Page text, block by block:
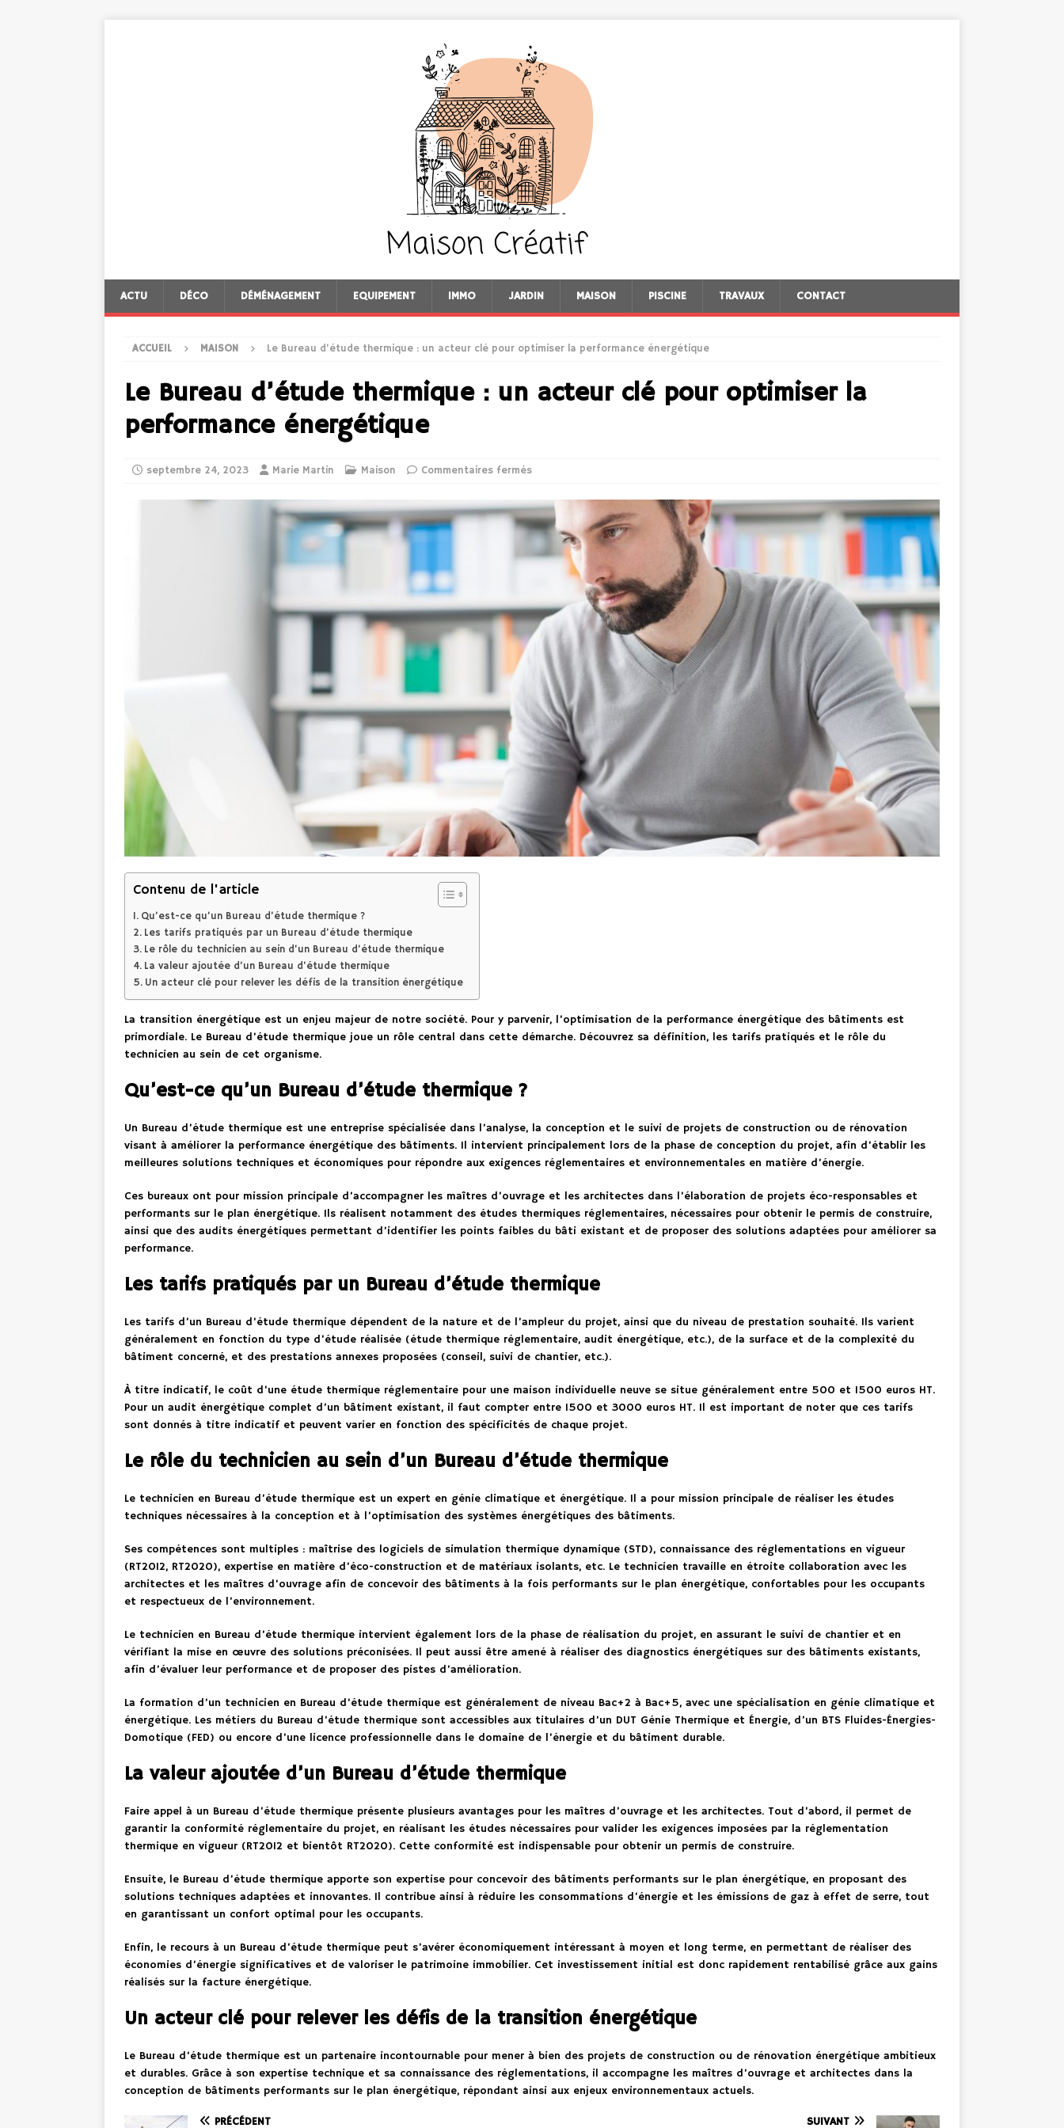
ACTU DÉCO DÉMÉNAGEMENT EQUIPEMENT IMMO JARDIN MAISON PISCINE TRAVAUX CONTACT
ACCUEIL MAISON Le Bureau d’étude thermique : un acteur clé pour optimiser la performance énergétique
Le Bureau d’étude thermique : un acteur clé pour optimiser la
performance énergétique
septembre 24, 2023 Marie Martin Maison Commentaires fermés
Contenu de l'article
Qu’est-ce qu’un Bureau d’étude thermique ?
Les tarifs pratiqués par un Bureau d’étude thermique
Le rôle du technicien au sein d’un Bureau d’étude thermique
La valeur ajoutée d’un Bureau d’étude thermique
Un acteur clé pour relever les défis de la transition énergétique
La transition énergétique est un enjeu majeur de notre société. Pour y parvenir, l’optimisation de la performance énergétique des bâtiments est
primordiale. Le Bureau d’étude thermique joue un rôle central dans cette démarche. Découvrez sa définition, les tarifs pratiqués et le rôle du
technicien au sein de cet organisme.
Qu’est-ce qu’un Bureau d’étude thermique ?
Un Bureau d’étude thermique est une entreprise spécialisée dans l’analyse, la conception et le suivi de projets de construction ou de rénovation
visant à améliorer la performance énergétique des bâtiments. Il intervient principalement lors de la phase de conception du projet, afin d’établir les
meilleures solutions techniques et économiques pour répondre aux exigences réglementaires et environnementales en matière d’énergie.
Ces bureaux ont pour mission principale d’accompagner les maîtres d’ouvrage et les architectes dans l’élaboration de projets éco-responsables et
performants sur le plan énergétique. Ils réalisent notamment des études thermiques réglementaires, nécessaires pour obtenir le permis de construire,
ainsi que des audits énergétiques permettant d’identifier les points faibles du bâti existant et de proposer des solutions adaptées pour améliorer sa
performance.
Les tarifs pratiqués par un Bureau d’étude thermique
Les tarifs d’un Bureau d’étude thermique dépendent de la nature et de l’ampleur du projet, ainsi que du niveau de prestation souhaité. Ils varient
généralement en fonction du type d’étude réalisée (étude thermique réglementaire, audit énergétique, etc.), de la surface et de la complexité du
bâtiment concerné, et des prestations annexes proposées (conseil, suivi de chantier, etc.).
À titre indicatif, le coût d’une étude thermique réglementaire pour une maison individuelle neuve se situe généralement entre 500 et 1500 euros HT.
Pour un audit énergétique complet d’un bâtiment existant, il faut compter entre 1500 et 3000 euros HT. Il est important de noter que ces tarifs
sont donnés à titre indicatif et peuvent varier en fonction des spécificités de chaque projet.
Le rôle du technicien au sein d’un Bureau d’étude thermique
Le technicien en Bureau d’étude thermique est un expert en génie climatique et énergétique. Il a pour mission principale de réaliser les études
techniques nécessaires à la conception et à l’optimisation des systèmes énergétiques des bâtiments.
Ses compétences sont multiples : maîtrise des logiciels de simulation thermique dynamique (STD), connaissance des réglementations en vigueur
(RT2012, RT2020), expertise en matière d’éco-construction et de matériaux isolants, etc. Le technicien travaille en étroite collaboration avec les
architectes et les maîtres d’ouvrage afin de concevoir des bâtiments à la fois performants sur le plan énergétique, confortables pour les occupants
et respectueux de l’environnement.
Le technicien en Bureau d’étude thermique intervient également lors de la phase de réalisation du projet, en assurant le suivi de chantier et en
vérifiant la mise en œuvre des solutions préconisées. Il peut aussi être amené à réaliser des diagnostics énergétiques sur des bâtiments existants,
afin d’évaluer leur performance et de proposer des pistes d’amélioration.
La formation d’un technicien en Bureau d’étude thermique est généralement de niveau Bac+2 à Bac+5, avec une spécialisation en génie climatique et
énergétique. Les métiers du Bureau d’étude thermique sont accessibles aux titulaires d’un DUT Génie Thermique et Énergie, d’un BTS Fluides-Énergies-
Domotique (FED) ou encore d’une licence professionnelle dans le domaine de l’énergie et du bâtiment durable.
La valeur ajoutée d’un Bureau d’étude thermique
Faire appel à un Bureau d’étude thermique présente plusieurs avantages pour les maîtres d’ouvrage et les architectes. Tout d’abord, il permet de
garantir la conformité réglementaire du projet, en réalisant les études nécessaires pour valider les exigences imposées par la réglementation
thermique en vigueur (RT2012 et bientôt RT2020). Cette conformité est indispensable pour obtenir un permis de construire.
Ensuite, le Bureau d’étude thermique apporte son expertise pour concevoir des bâtiments performants sur le plan énergétique, en proposant des
solutions techniques adaptées et innovantes. Il contribue ainsi à réduire les consommations d’énergie et les émissions de gaz à effet de serre, tout
en garantissant un confort optimal pour les occupants.
Enfin, le recours à un Bureau d’étude thermique peut s’avérer économiquement intéressant à moyen et long terme, en permettant de réaliser des
économies d’énergie significatives et de valoriser le patrimoine immobilier. Cet investissement initial est donc rapidement rentabilisé grâce aux gains
réalisés sur la facture énergétique.
Un acteur clé pour relever les défis de la transition énergétique
Le Bureau d’étude thermique est un partenaire incontournable pour mener à bien des projets de construction ou de rénovation énergétique ambitieux
et durables. Grâce à son expertise technique et sa connaissance des réglementations, il accompagne les maîtres d’ouvrage et architectes dans la
conception de bâtiments performants sur le plan énergétique, répondant ainsi aux enjeux environnementaux actuels.
PRÉCÉDENT SUIVANT